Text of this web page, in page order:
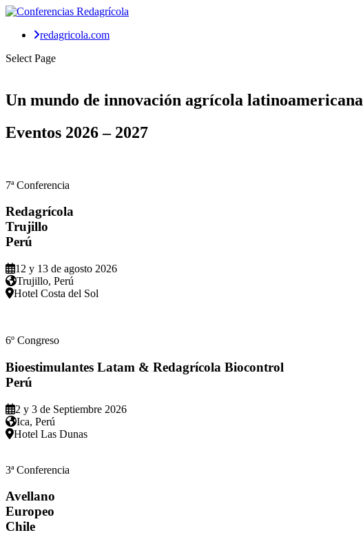
redagricola.com
Select Page
Un mundo de innovación agrícola latinoamericana
Eventos 2026 – 2027
7ª Conferencia
Redagrícola
Trujillo
Perú
12 y 13 de agosto 2026
Trujillo, Perú
Hotel Costa del Sol
6º Congreso
Bioestimulantes Latam & Redagrícola Biocontrol
Perú
2 y 3 de Septiembre 2026
Ica, Perú
Hotel Las Dunas
3ª Conferencia
Avellano
Europeo
Chile